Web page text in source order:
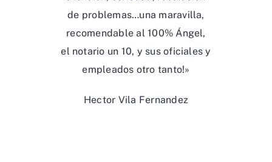
de problemas…una maravilla,
recomendable al 100% Ángel,
el notario un 10, y sus oficiales y
empleados otro tanto!»
Hector Vila Fernandez